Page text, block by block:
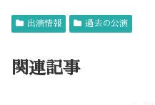
出演情報 過去の公演
関連記事